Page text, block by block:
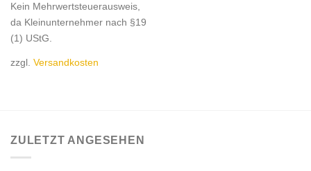
Kein Mehrwertsteuerausweis,
da Kleinunternehmer nach §19
(1) UStG.
zzgl. Versandkosten
ZULETZT ANGESEHEN